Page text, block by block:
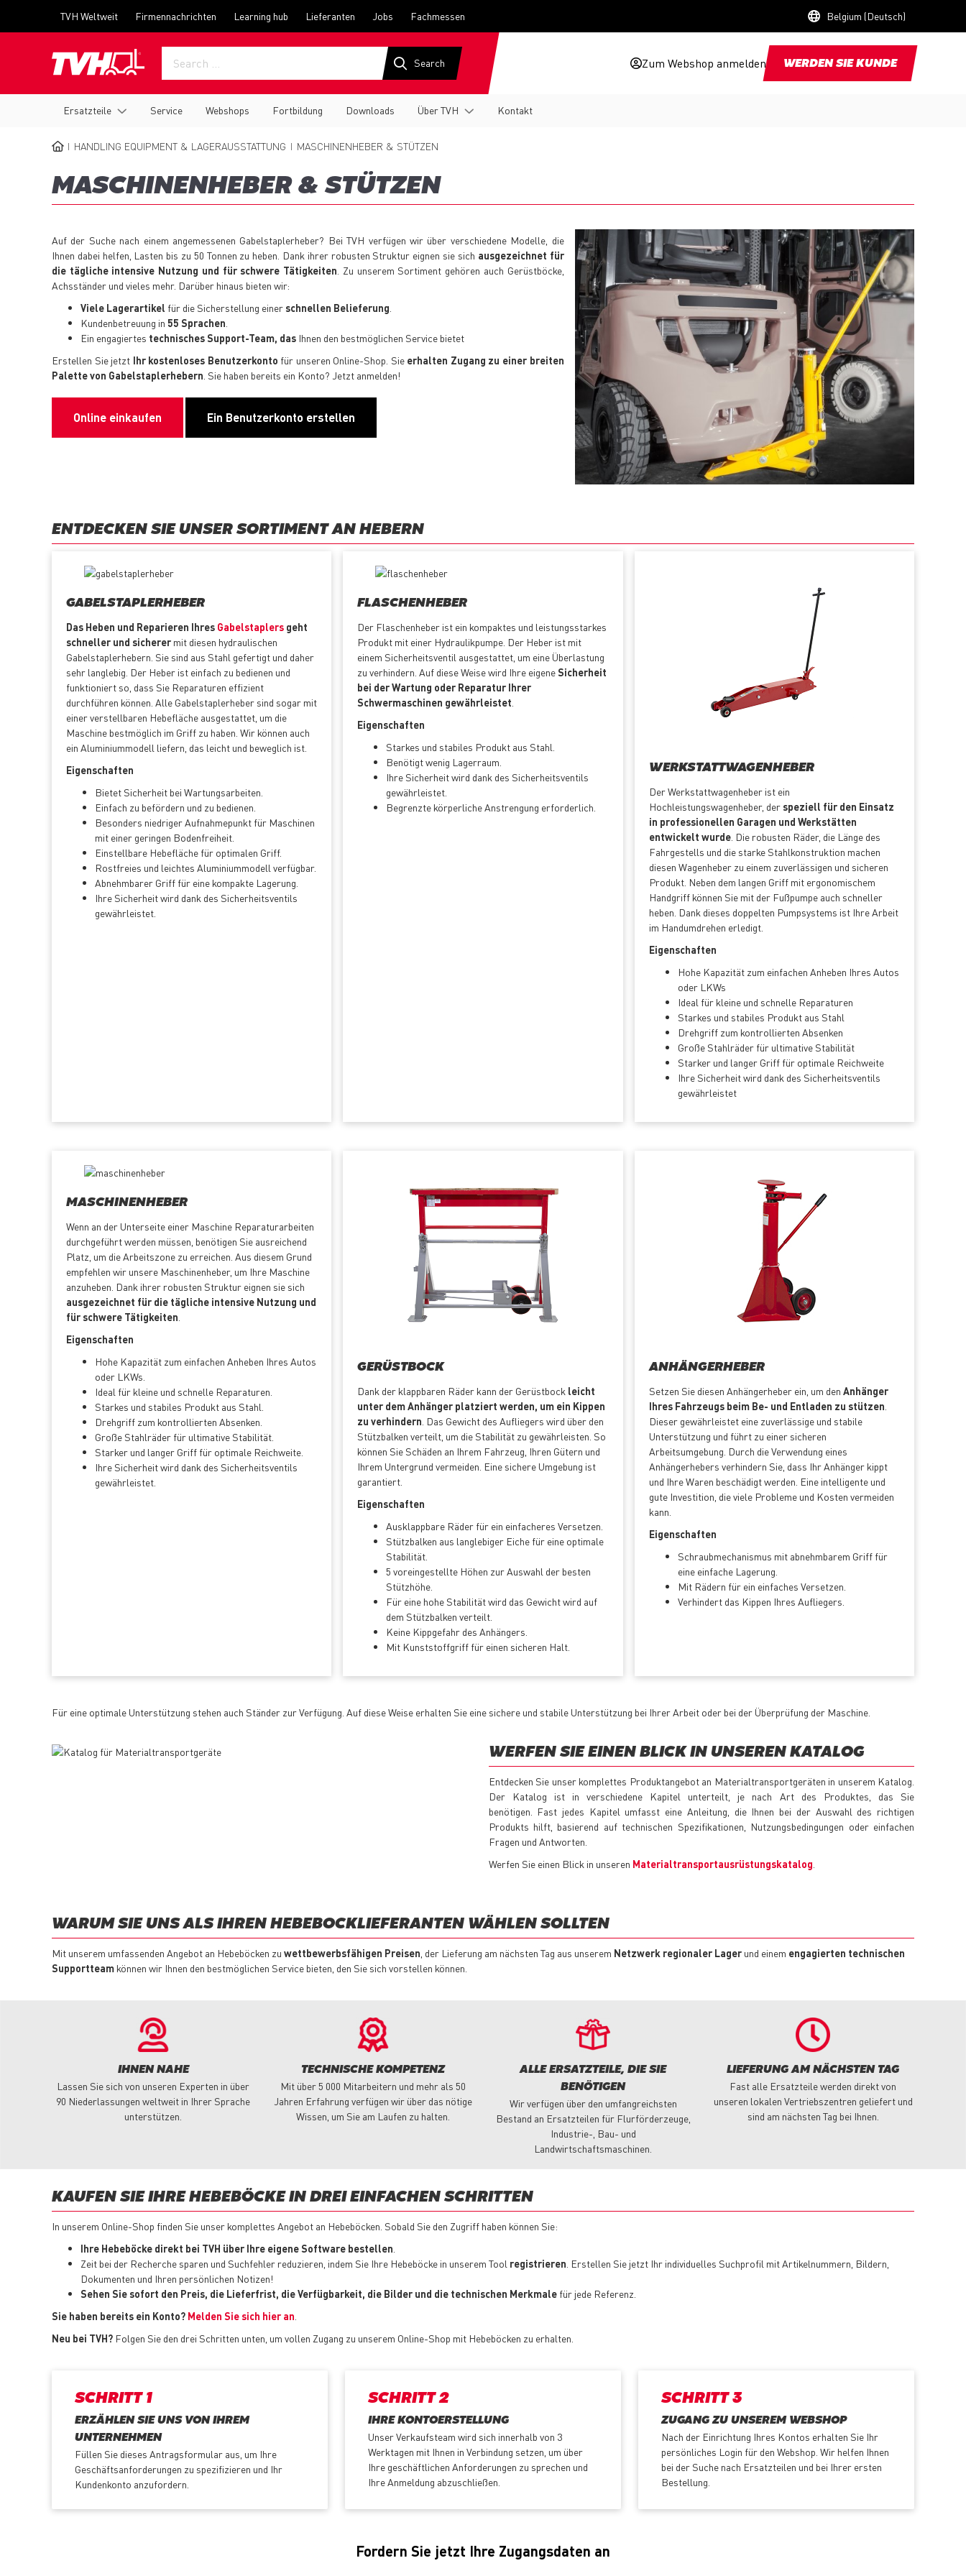
menu
TVH Weltweit Firmennachrichten Learning hub Lieferanten Jobs Fachmessen Belgium (Deutsch)
Zum Webshop anmelden WERDEN SIE KUNDE
navigation
Ersatzteile Service Webshops Fortbildung Downloads Über TVH Kontakt
HANDLING EQUIPMENT & LAGERAUSSTATTUNG MASCHINENHEBER & STÜTZEN
MASCHINENHEBER & STÜTZEN
Auf der Suche nach einem angemessenen Gabelstaplerheber? Bei TVH verfügen wir über verschiedene Modelle, die
Ihnen dabei helfen, Lasten bis zu 50 Tonnen zu heben. Dank ihrer robusten Struktur eignen sie sich ausgezeichnet für
die tägliche intensive Nutzung und für schwere Tätigkeiten . Zu unserem Sortiment gehören auch Gerüstböcke,
Achsständer und vieles mehr. Darüber hinaus bieten wir:
Viele Lagerartikel für die Sicherstellung einerschnellen Belieferung
Kundenbetreuung in 55 Sprachen
Ein engagiertes technisches Support-Team, das Ihnen den bestmöglichen Service bietet
Erstellen Sie jetzt Ihr kostenloses Benutzerkonto für unseren Online-Shop. Sie erhalten Zugang zu einer breiten
Palette von Gabelstaplerhebern . Sie haben bereits ein Konto? Jetzt anmelden!
Online einkaufen Ein Benutzerkonto erstellen
ENTDECKEN SIE UNSER SORTIMENT AN HEBERN
GABELSTAPLERHEBER
Das Heben und Reparieren Ihres Gabelstaplers geht
schneller und sicherer mit diesen hydraulischen
Gabelstaplerhebern. Sie sind aus Stahl gefertigt und daher
sehr langlebig. Der Heber ist einfach zu bedienen und
funktioniert so, dass Sie Reparaturen effizient
durchführen können. Alle Gabelstaplerheber sind sogar mit
einer verstellbaren Hebefläche ausgestattet, um die
Maschine bestmöglich im Griff zu haben. Wir können auch
ein Aluminiummodell liefern, das leicht und beweglich ist.
Eigenschaften
Bietet Sicherheit bei Wartungsarbeiten.
Einfach zu befördern und zu bedienen.
Besonders niedriger Aufnahmepunkt für Maschinen
mit einer geringen Bodenfreiheit.
Einstellbare Hebefläche für optimalen Griff.
Rostfreies und leichtes Aluminiummodell verfügbar.
Abnehmbarer Griff für eine kompakte Lagerung.
Ihre Sicherheit wird dank des Sicherheitsventils
gewährleistet.
FLASCHENHEBER
Der Flaschenheber ist ein kompaktes und leistungsstarkes
Produkt mit einer Hydraulikpumpe. Der Heber ist mit
einem Sicherheitsventil ausgestattet, um eine Überlastung
zu verhindern. Auf diese Weise wird Ihre eigeneSicherheit
bei der Wartung oder Reparatur Ihrer
Schwermaschinen gewährleistet
Eigenschaften
Starkes und stabiles Produkt aus Stahl.
Benötigt wenig Lagerraum.
Ihre Sicherheit wird dank des Sicherheitsventils
gewährleistet.
Begrenzte körperliche Anstrengung erforderlich.
WERKSTATTWAGENHEBER
Der Werkstattwagenheber ist ein
Hochleistungswagenheber, derspeziell für den Einsatz
in professionellen Garagen und Werkstätten
entwickelt wurde. Die robusten Räder, die Länge des
Fahrgestells und die starke Stahlkonstruktion machen
diesen Wagenheber zu einem zuverlässigen und sicheren
Produkt. Neben dem langen Griff mit ergonomischem
Handgriff können Sie mit der Fußpumpe auch schneller
heben. Dank dieses doppelten Pumpsystems ist Ihre Arbeit
im Handumdrehen erledigt.
Eigenschaften
Hohe Kapazität zum einfachen Anheben Ihres Autos
oder LKWs
Ideal für kleine und schnelle Reparaturen
Starkes und stabiles Produkt aus Stahl
Drehgriff zum kontrollierten Absenken
Große Stahlräder für ultimative Stabilität
Starker und langer Griff für optimale Reichweite
Ihre Sicherheit wird dank des Sicherheitsventils
gewährleistet
MASCHINENHEBER
Wenn an der Unterseite einer Maschine Reparaturarbeiten
durchgeführt werden müssen, benötigen Sie ausreichend
Platz, um die Arbeitszone zu erreichen. Aus diesem Grund
empfehlen wir unsere Maschinenheber, um Ihre Maschine
anzuheben. Dank ihrer robusten Struktur eignen sie sich
ausgezeichnet für die tägliche intensive Nutzung und
für schwere Tätigkeiten
Eigenschaften
Hohe Kapazität zum einfachen Anheben Ihres Autos
oder LKWs.
Ideal für kleine und schnelle Reparaturen.
Starkes und stabiles Produkt aus Stahl.
Drehgriff zum kontrollierten Absenken.
Große Stahlräder für ultimative Stabilität.
Starker und langer Griff für optimale Reichweite.
Ihre Sicherheit wird dank des Sicherheitsventils
gewährleistet.
GERÜSTBOCK
Dank der klappbaren Räder kann der Gerüstbock leicht
unter dem Anhänger platziert werden, um ein Kippen
zu verhindern . Das Gewicht des Aufliegers wird über den
Stützbalken verteilt, um die Stabilität zu gewährleisten. So
können Sie Schäden an Ihrem Fahrzeug, Ihren Gütern und
Ihrem Untergrund vermeiden. Eine sichere Umgebung ist
garantiert.
Eigenschaften
Ausklappbare Räder für ein einfacheres Versetzen.
Stützbalken aus langlebiger Eiche für eine optimale
Stabilität.
5 voreingestellte Höhen zur Auswahl der besten
Stützhöhe.
Für eine hohe Stabilität wird das Gewicht wird auf
dem Stützbalken verteilt.
Keine Kippgefahr des Anhängers.
Mit Kunststoffgriff für einen sicheren Halt.
ANHÄNGERHEBER
Setzen Sie diesen Anhängerheber ein, um den Anhänger
Ihres Fahrzeugs beim Be- und Entladen zu stützen
Dieser gewährleistet eine zuverlässige und stabile
Unterstützung und führt zu einer sicheren
Arbeitsumgebung. Durch die Verwendung eines
Anhängerhebers verhindern Sie, dass Ihr Anhänger kippt
und Ihre Waren beschädigt werden. Eine intelligente und
gute Investition, die viele Probleme und Kosten vermeiden
kann.
Eigenschaften
Schraubmechanismus mit abnehmbarem Griff für
eine einfache Lagerung.
Mit Rädern für ein einfaches Versetzen.
Verhindert das Kippen Ihres Aufliegers.
Für eine optimale Unterstützung stehen auch Ständer zur Verfügung. Auf diese Weise erhalten Sie eine sichere und stabile Unterstützung bei Ihrer Arbeit oder bei der Überprüfung der Maschine.
WERFEN SIE EINEN BLICK IN UNSEREN KATALOG
Entdecken Sie unser komplettes Produktangebot an Materialtransportgeräten in unserem Katalog.
Der Katalog ist in verschiedene Kapitel unterteilt, je nach Art des Produktes, das Sie
benötigen. Fast jedes Kapitel umfasst eine Anleitung, die Ihnen bei der Auswahl des richtigen
Produkts hilft, basierend auf technischen Spezifikationen, Nutzungsbedingungen oder einfachen
Fragen und Antworten.
Werfen Sie einen Blick in unseren Materialtransportausrüstungskatalog
WARUM SIE UNS ALS IHREN HEBEBOCKLIEFERANTEN WÄHLEN SOLLTEN
Mit unserem umfassenden Angebot an Hebeböcken zu wettbewerbsfähigen Preisen , der Lieferung am nächsten Tag aus unserem Netzwerk regionaler Lager und einem engagierten technischen
Supportteam können wir Ihnen den bestmöglichen Service bieten, den Sie sich vorstellen können.
IHNEN NAHE
Lassen Sie sich von unseren Experten in über
90 Niederlassungen weltweit in Ihrer Sprache
unterstützen.
TECHNISCHE KOMPETENZ
Mit über 5 000 Mitarbeitern und mehr als 50
Jahren Erfahrung verfügen wir über das nötige
Wissen, um Sie am Laufen zu halten.
ALLE ERSATZTEILE, DIE SIE
BENÖTIGEN
Wir verfügen über den umfangreichsten
Bestand an Ersatzteilen für Flurförderzeuge,
Industrie-, Bau- und
Landwirtschaftsmaschinen.
LIEFERUNG AM NÄCHSTEN TAG
Fast alle Ersatzteile werden direkt von
unseren lokalen Vertriebszentren geliefert und
sind am nächsten Tag bei Ihnen.
KAUFEN SIE IHRE HEBEBÖCKE IN DREI EINFACHEN SCHRITTEN
In unserem Online-Shop finden Sie unser komplettes Angebot an Hebeböcken. Sobald Sie den Zugriff haben können Sie:
Ihre Hebeböcke direkt bei TVH über Ihre eigene Software bestellen
Zeit bei der Recherche sparen und Suchfehler reduzieren, indem Sie Ihre Hebeböcke in unserem Tool registrieren . Erstellen Sie jetzt Ihr individuelles Suchprofil mit Artikelnummern, Bildern,
Dokumenten und Ihren persönlichen Notizen!
Sehen Sie sofort den Preis, die Lieferfrist, die Verfügbarkeit, die Bilder und die technischen Merkmale für jede Referenz.
Sie haben bereits ein Konto? Melden Sie sich hier an
Neu bei TVH? Folgen Sie den drei Schritten unten, um vollen Zugang zu unserem Online-Shop mit Hebeböcken zu erhalten.
SCHRITT 1
ERZÄHLEN SIE UNS VON IHREM
UNTERNEHMEN
Füllen Sie dieses Antragsformular aus, um Ihre
Geschäftsanforderungen zu spezifizieren und Ihr
Kundenkonto anzufordern.
SCHRITT 2
IHRE KONTOERSTELLUNG
Unser Verkaufsteam wird sich innerhalb von 3
Werktagen mit Ihnen in Verbindung setzen, um über
Ihre geschäftlichen Anforderungen zu sprechen und
Ihre Anmeldung abzuschließen.
SCHRITT 3
ZUGANG ZU UNSEREM WEBSHOP
Nach der Einrichtung Ihres Kontos erhalten Sie Ihr
persönliches Login für den Webshop. Wir helfen Ihnen
bei der Suche nach Ersatzteilen und bei Ihrer ersten
Bestellung.
Fordern Sie jetzt Ihre Zugangsdaten an